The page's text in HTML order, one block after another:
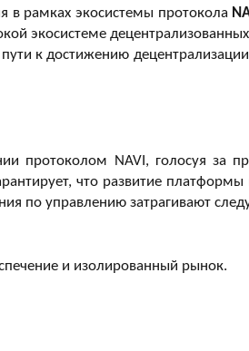
в рамках экосистемы протокола
экосистеме
к достижению
протоколом NAVI, голосуя за
что развитие
по управлению затрагивают
и изолированный рынок.